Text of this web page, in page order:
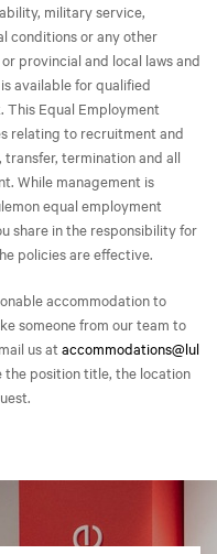
military service,
conditions or any other
provincial and local laws and
available for qualified
This Equal Employment
relating to recruitment and
termination and all
While management is
equal employment
share in the responsibility for
policies are effective.
accommodation to
someone from our team to
us at accommodations@lul
the position title, the location